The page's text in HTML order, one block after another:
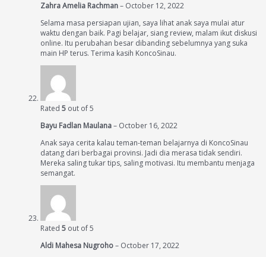
Zahra Amelia Rachman– October 12, 2022
Selama masa persiapan ujian, saya lihat anak saya mulai atur
waktu dengan baik. Pagi belajar, siang review, malam ikut diskusi
online. Itu perubahan besar dibanding sebelumnya yang suka
main HP terus. Terima kasih KoncoSinau.
Rated 5 out of 5
Bayu Fadlan Maulana– October 16, 2022
Anak saya cerita kalau teman-teman belajarnya di KoncoSinau
datang dari berbagai provinsi. Jadi dia merasa tidak sendiri.
Mereka saling tukar tips, saling motivasi. Itu membantu menjaga
semangat.
Rated 5 out of 5
Aldi Mahesa Nugroho– October 17, 2022